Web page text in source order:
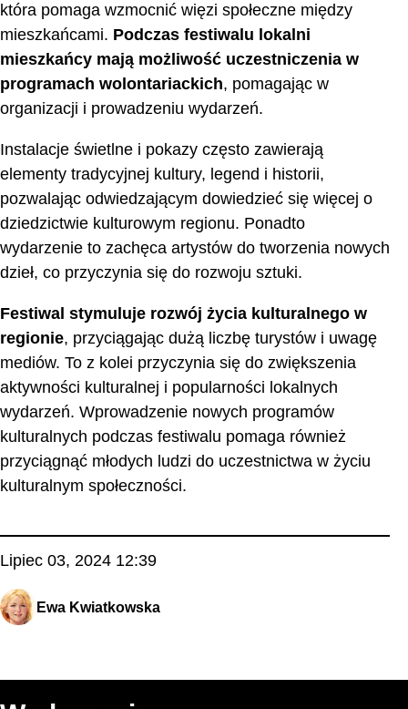
która pomaga wzmocnić więzi społeczne między
mieszkańcami. Podczas festiwalu lokalni
mieszkańcy mają możliwość uczestniczenia w
programach wolontariackich, pomagając w
organizacji i prowadzeniu wydarzeń.
Instalacje świetlne i pokazy często zawierają
elementy tradycyjnej kultury, legend i historii,
pozwalając odwiedzającym dowiedzieć się więcej o
dziedzictwie kulturowym regionu. Ponadto
wydarzenie to zachęca artystów do tworzenia nowych
dzieł, co przyczynia się do rozwoju sztuki.
Festiwal stymuluje rozwój życia kulturalnego w
regionie, przyciągając dużą liczbę turystów i uwagę
mediów. To z kolei przyczynia się do zwiększenia
aktywności kulturalnej i popularności lokalnych
wydarzeń. Wprowadzenie nowych programów
kulturalnych podczas festiwalu pomaga również
przyciągnąć młodych ludzi do uczestnictwa w życiu
kulturalnym społeczności.
Lipiec 03, 2024 12:39
Ewa Kwiatkowska